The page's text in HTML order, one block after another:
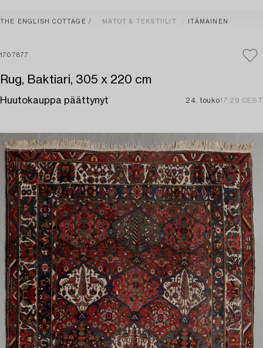
THE ENGLISH COTTAGE MATOT & TEKSTIILIT ITÄMAINEN
1707877
Rug, Baktiari, 305 x 220 cm
Huutokauppa päättynyt 24. touko17:29 CEST